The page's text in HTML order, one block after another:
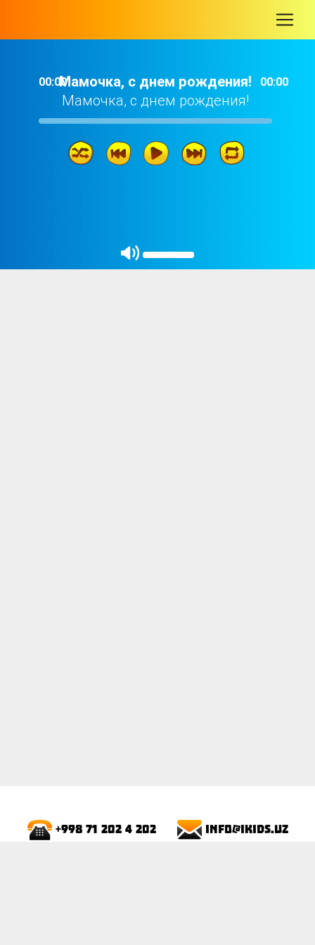
00:00Мамочка, с днем рождения!
Мамочка, с днем рождения!
00:00
Мамочка, с днем рождения!
+998 71 202 4 202 info@ikids.uz